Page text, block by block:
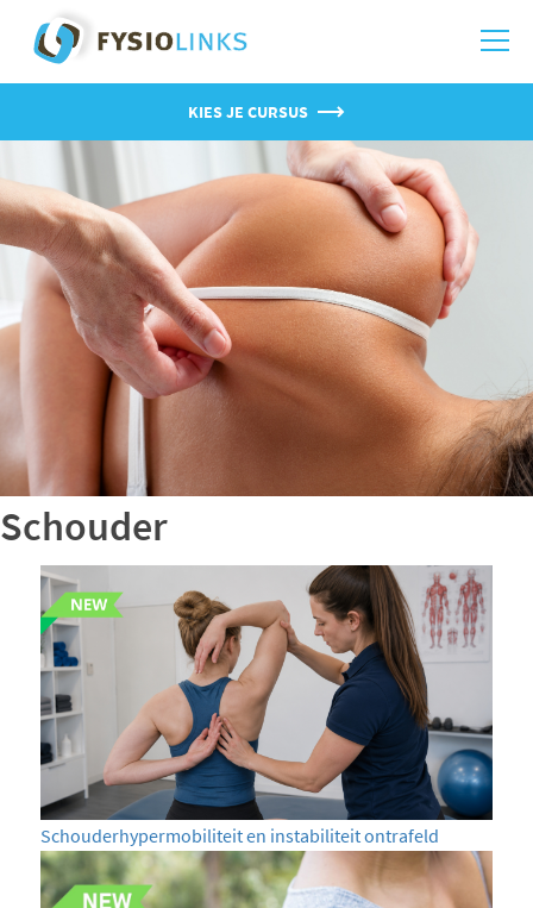
KIES JE CURSUS
Schouder
Schouderhypermobiliteit en instabiliteit ontrafeld